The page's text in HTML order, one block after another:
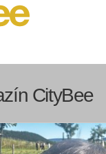
CityBee